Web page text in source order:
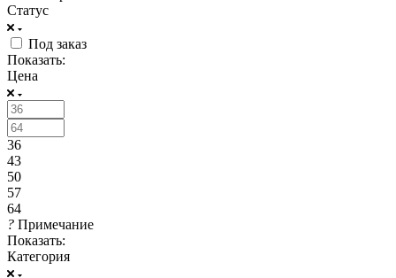
Статус
Под заказ
Показать:
Цена
36
43
50
57
64
? Примечание
Показать:
Категория